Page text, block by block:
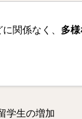
関係なく、 多
学生の増加